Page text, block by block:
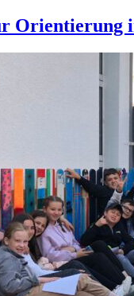
Orientierung